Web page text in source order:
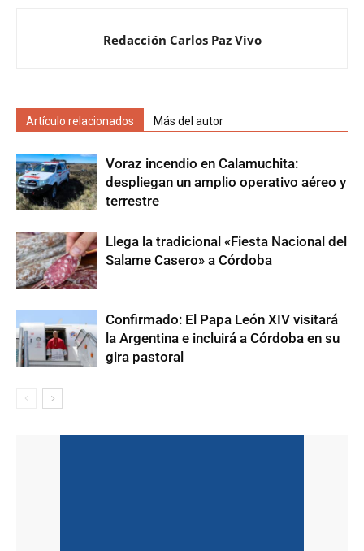
Redacción Carlos Paz Vivo
Artículo relacionados Más del autor
Voraz incendio en Calamuchita:
despliegan un amplio operativo aéreo y
terrestre
Llega la tradicional «Fiesta Nacional del
Salame Casero» a Córdoba
Confirmado: El Papa León XIV visitará
la Argentina e incluirá a Córdoba en su
gira pastoral